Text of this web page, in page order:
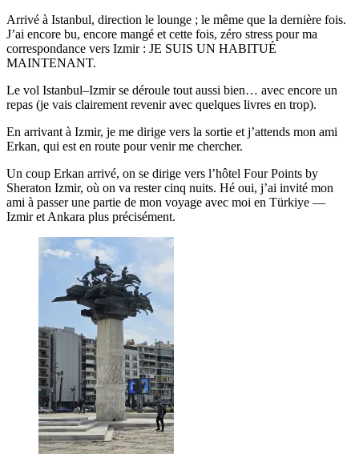
Arrivé à Istanbul, direction le lounge ; le même que la dernière fois.
J’ai encore bu, encore mangé et cette fois, zéro stress pour ma
correspondance vers Izmir : JE SUIS UN HABITUÉ
MAINTENANT.
Le vol Istanbul–Izmir se déroule tout aussi bien… avec encore un
repas (je vais clairement revenir avec quelques livres en trop).
En arrivant à Izmir, je me dirige vers la sortie et j’attends mon ami
Erkan, qui est en route pour venir me chercher.
Un coup Erkan arrivé, on se dirige vers l’hôtel Four Points by
Sheraton Izmir, où on va rester cinq nuits. Hé oui, j’ai invité mon
ami à passer une partie de mon voyage avec moi en Türkiye —
Izmir et Ankara plus précisément.